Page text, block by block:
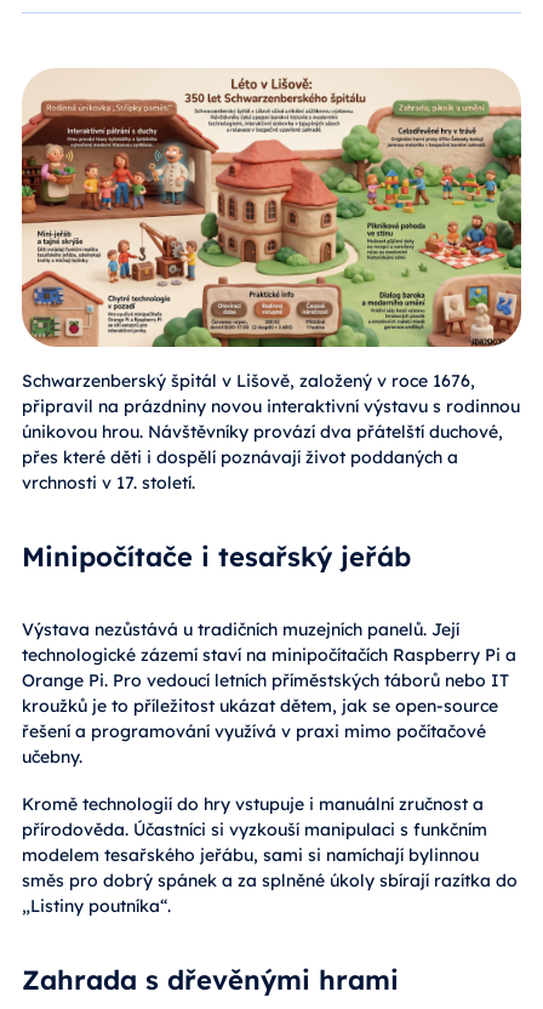
Schwarzenberský špitál v Lišově, založený v roce 1676,
připravil na prázdniny novou interaktivní výstavu s rodinnou
únikovou hrou. Návštěvníky provází dva přátelští duchové,
přes které děti i dospělí poznávají život poddaných a
vrchnosti v 17. století.
Minipočítače i tesařský jeřáb
Výstava nezůstává u tradičních muzejních panelů. Její
technologické zázemí staví na minipočítačích Raspberry Pi a
Orange Pi. Pro vedoucí letních příměstských táborů nebo IT
kroužků je to příležitost ukázat dětem, jak se open-source
řešení a programování využívá v praxi mimo počítačové
učebny.
Kromě technologií do hry vstupuje i manuální zručnost a
přírodověda. Účastníci si vyzkouší manipulaci s funkčním
modelem tesařského jeřábu, sami si namíchají bylinnou
směs pro dobrý spánek a za splněné úkoly sbírají razítka do
„Listiny poutníka“.
Zahrada s dřevěnými hrami